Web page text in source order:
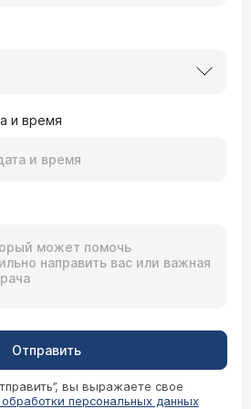
и время
Отправить
вы выражаете свое
персональных данных